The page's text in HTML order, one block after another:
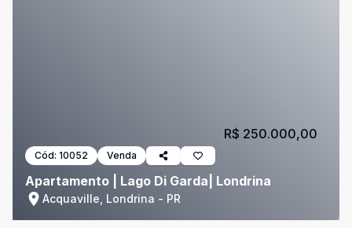
Cód: 10052 Venda
Apartamento | Lago Di Garda| Londrina
Acquaville, Londrina - PR
R$ 250.000,00